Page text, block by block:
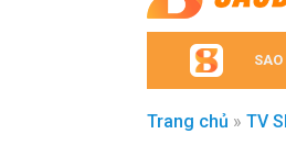
SAO
Trang chủ » TV